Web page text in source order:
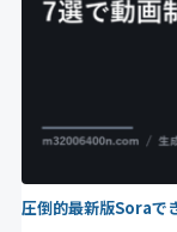
圧倒的最新版Soraで